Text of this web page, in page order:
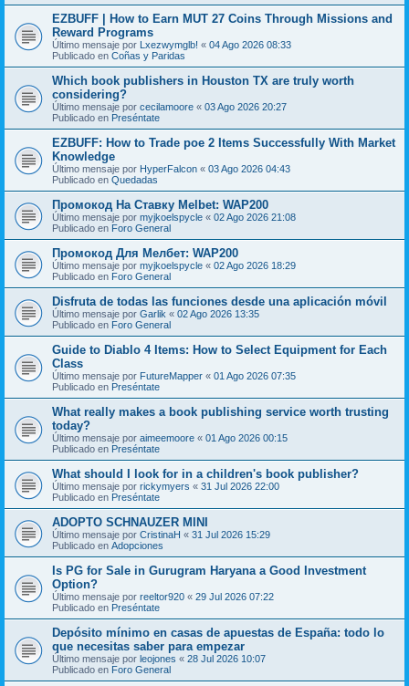
EZBUFF | How to Earn MUT 27 Coins Through Missions and
Reward Programs
Último mensaje por Lxezwymglb! « 04 Ago 2026 08:33
Publicado en Coñas y Paridas
Which book publishers in Houston TX are truly worth
considering?
Último mensaje por cecilamoore « 03 Ago 2026 20:27
Publicado en Preséntate
EZBUFF: How to Trade poe 2 Items Successfully With Market
Knowledge
Último mensaje por HyperFalcon « 03 Ago 2026 04:43
Publicado en Quedadas
Промокод На Ставку Melbet: WAP200
Último mensaje por myjkoelspycle « 02 Ago 2026 21:08
Publicado en Foro General
Промокод Для Мелбет: WAP200
Último mensaje por myjkoelspycle « 02 Ago 2026 18:29
Publicado en Foro General
Disfruta de todas las funciones desde una aplicación móvil
Último mensaje por Garlik « 02 Ago 2026 13:35
Publicado en Foro General
Guide to Diablo 4 Items: How to Select Equipment for Each
Class
Último mensaje por FutureMapper « 01 Ago 2026 07:35
Publicado en Preséntate
What really makes a book publishing service worth trusting
today?
Último mensaje por aimeemoore « 01 Ago 2026 00:15
Publicado en Preséntate
What should I look for in a children's book publisher?
Último mensaje por rickymyers « 31 Jul 2026 22:00
Publicado en Preséntate
ADOPTO SCHNAUZER MINI
Último mensaje por CristinaH « 31 Jul 2026 15:29
Publicado en Adopciones
Is PG for Sale in Gurugram Haryana a Good Investment
Option?
Último mensaje por reeltor920 « 29 Jul 2026 07:22
Publicado en Preséntate
Depósito mínimo en casas de apuestas de España: todo lo
que necesitas saber para empezar
Último mensaje por leojones « 28 Jul 2026 10:07
Publicado en Foro General